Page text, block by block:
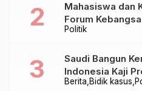
Politik
Mahasiswa dan
Forum
Berita Bidik kasus
Saudi Bangun
Indonesia Kaji
Baru Sampai